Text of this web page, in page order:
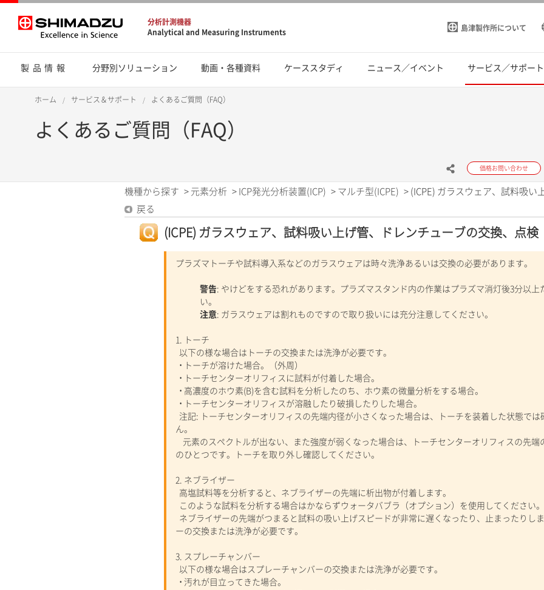
分析計測機器
Analytical and Measuring Instruments
島津製作所について
製品情報 分野別ソリューション 動画・各種資料 ケーススタディ ニュース／イベント サービス／サポート
ホーム サービス＆サポート よくあるご質問（FAQ）
よくあるご質問（FAQ）
価格お問い合わせ
機種から探す > 元素分析 > ICP発光分析装置(ICP) > マルチ型(ICPE) > (ICPE) ガラスウェア、試料吸い
戻る
(ICPE) ガラスウェア、試料吸い上げ管、ドレンチューブの交換、点検
プラズマトーチや試料導入系などのガラスウェアは時々洗浄あるいは交換の必要があります。
警告: やけどをする恐れがあります。プラズマスタンド内の作業はプラズマ消灯後3分以上
い。
注意: ガラスウェアは割れものですので取り扱いには充分注意してください。
1. トーチ
以下の様な場合はトーチの交換または洗浄が必要です。
• トーチが溶けた場合。（外周）
• トーチセンターオリフィスに試料が付着した場合。
• 高濃度のホウ素(B)を含む試料を分析したのち、ホウ素の微量分析をする場合。
• トーチセンターオリフィスが溶融したり破損したりした場合。
注記: トーチセンターオリフィスの先端内径が小さくなった場合は、トーチを装着した状態では
ん。
元素のスペクトルが出ない、また強度が弱くなった場合は、トーチセンターオリフィスの先端
のひとつです。トーチを取り外し確認してください。
2. ネブライザー
高塩試料等を分析すると、ネブライザーの先端に析出物が付着します。
このような試料を分析する場合はかならずウォータバブラ（オプション）を使用してください。
ネブライザーの先端がつまると試料の吸い上げスピードが非常に遅くなったり、止まったりし
ーの交換または洗浄が必要です。
3. スプレーチャンバー
以下の様な場合はスプレーチャンバーの交換または洗浄が必要です。
• 汚れが目立ってきた場合。